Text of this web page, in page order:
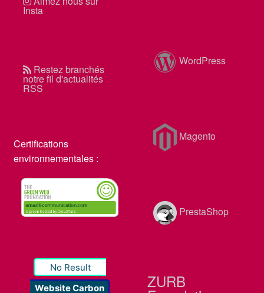
Insta
Restez branchés
notre fil d'actualités
RSS
Certifications
environnementales :
No Result
Website Carbon
WordPress
Magento
PrestaShop
ZURB